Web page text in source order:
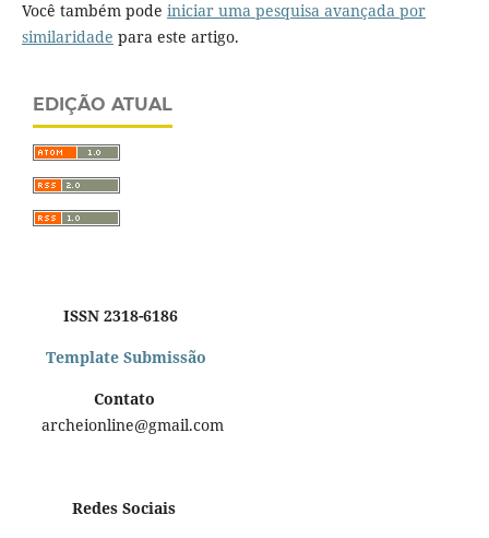
Você também pode iniciar uma pesquisa avançada por
similaridade para este artigo.
EDIÇÃO ATUAL
ISSN 2318-6186
Template Submissão
Contato
archeionline@gmail.com
Redes Sociais